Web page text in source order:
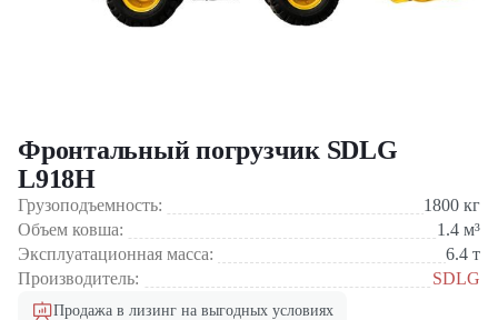
Фронтальный погрузчик SDLG
L918H
Грузоподъемность: 1800 кг
Объем ковша:
1.4 м³
Эксплуатационная масса:
6.4 т
Производитель:
SDLG
Продажа в лизинг на выгодных условиях